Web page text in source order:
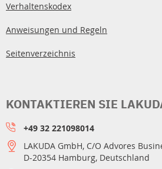
Verhaltenskodex
Anweisungen und Regeln
Seitenverzeichnis
KONTAKTIEREN SIE
+49 32 221098014
LAKUDA GmbH, C/O Advores
D-20354 Hamburg, Deutschland